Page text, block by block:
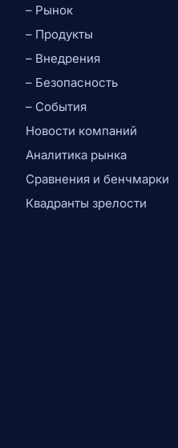
– Рынок
– Продукты
– Внедрения
– Безопасность
– События
Новости компаний
Аналитика рынка
Сравнения и бенчмарки
Квадранты зрелости